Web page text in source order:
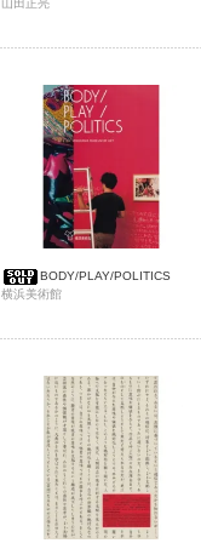
山田正亮
BODY/PLAY/POLITICS
横浜美術館